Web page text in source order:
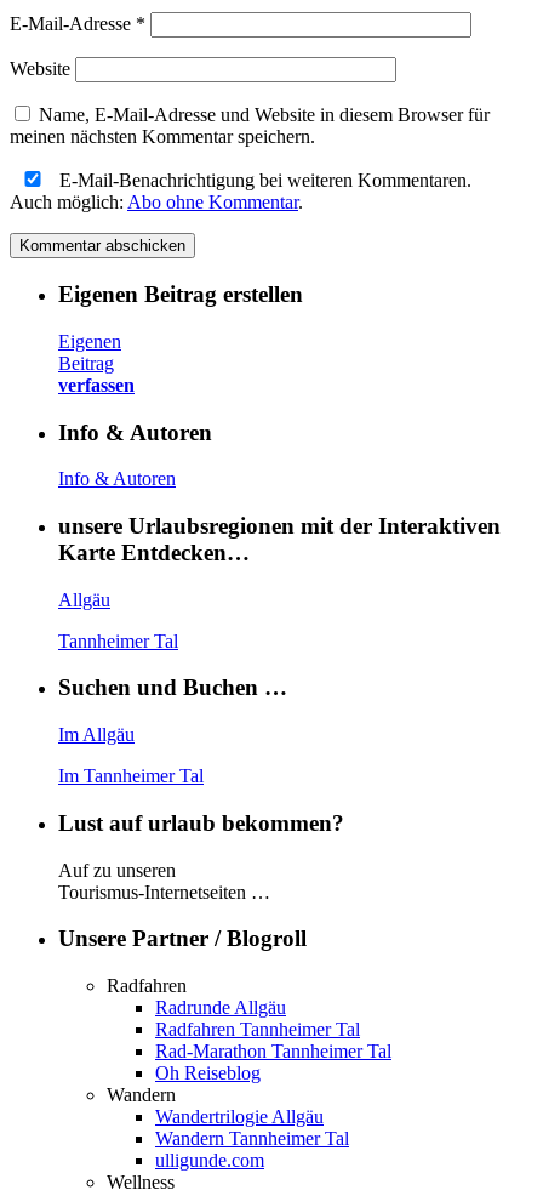
E-Mail-Adresse *
Website
Name, E-Mail-Adresse und Website in diesem Browser für
meinen nächsten Kommentar speichern.
E-Mail-Benachrichtigung bei weiteren Kommentaren.
Auch möglich: Abo ohne Kommentar.
Eigenen Beitrag erstellen
Eigenen
Beitrag
verfassen
Info & Autoren
Info & Autoren
unsere Urlaubsregionen mit der Interaktiven
Karte Entdecken…
Allgäu
Tannheimer Tal
Suchen und Buchen …
Im Allgäu
Im Tannheimer Tal
Lust auf urlaub bekommen?
Auf zu unseren
Tourismus-Internetseiten …
Unsere Partner / Blogroll
Radfahren
Radrunde Allgäu
Radfahren Tannheimer Tal
Rad-Marathon Tannheimer Tal
Oh Reiseblog
Wandern
Wandertrilogie Allgäu
Wandern Tannheimer Tal
ulligunde.com
Wellness